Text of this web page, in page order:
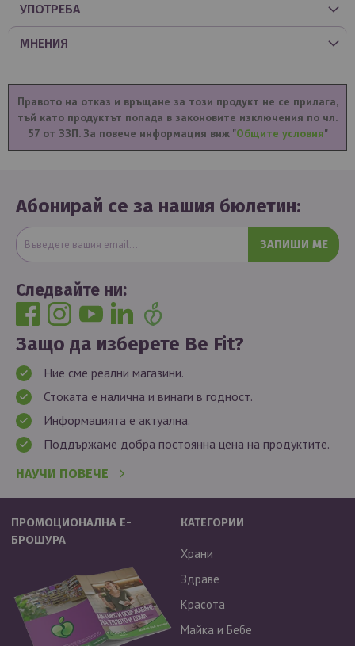
УПОТРЕБА
МНЕНИЯ
Правото на отказ и връщане за този продукт не се прилага,
тъй като продуктът попада в законовите изключения по чл.
57 от ЗЗП. За повече информация виж "Общите условия"
Абонирай се за нашия бюлетин:
ЗАПИШИ МЕ
Следвайте ни:
Защо да изберете Be Fit?
Ние сме реални магазини.
Стоката е налична и винаги в годност.
Информацията е актуална.
Поддържаме добра постоянна цена на продуктите.
НАУЧИ ПОВЕЧЕ
ПРОМОЦИОНАЛНА Е-
БРОШУРА
КАТЕГОРИИ
Храни
Здраве
Красота
Майка и Бебе